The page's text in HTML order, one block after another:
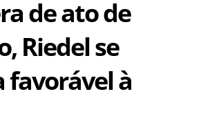
de ato de
Riedel se
favorável à